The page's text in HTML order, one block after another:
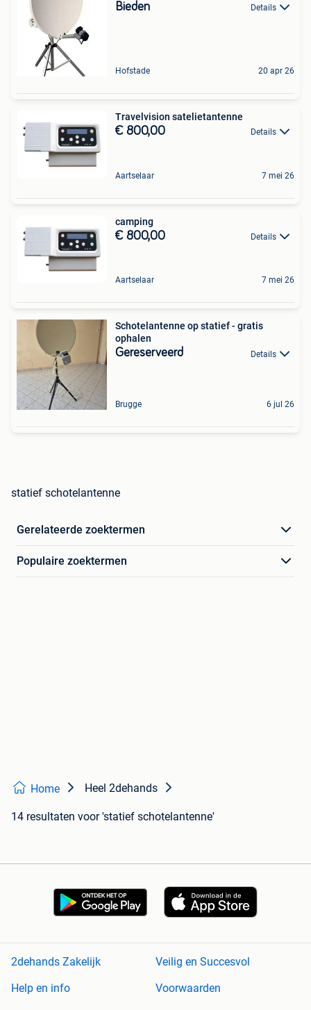
Bieden Details
Hofstade 20 apr 26
Travelvision satelietantenne
€ 800,00 Details
Aartselaar 7 mei 26
camping
€ 800,00 Details
Aartselaar 7 mei 26
Schotelantenne op statief - gratis
ophalen
Gereserveerd Details
Brugge 6 jul 26
statief schotelantenne
Gerelateerde zoektermen
Populaire zoektermen
Home Heel 2dehands
14 resultaten voor 'statief schotelantenne'
2dehands Zakelijk
Veilig en Succesvol
Help en info
Voorwaarden